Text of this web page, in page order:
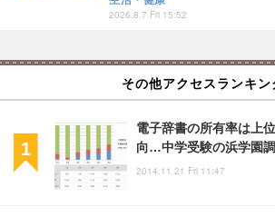
2026.8.7 Fri 15:52
その他アクセスランキン
電子辞書の所有率は上
向…中学受験の浜学園
2014.11.21 Fri 11:47